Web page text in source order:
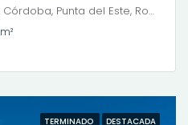
Armação dos Búzios, CABA, Córdoba, Punta del Este, Rosario, Santiago de Chile, Valparaíso, Villa Dolores, Viña del Mar, Mariano Moreno, General San Martín, Río Grande, Municipio de Río Grande, Departamento Río Grande, Tierra del Fuego, 9420, Argentina
m²
TERMINADO DESTACADA